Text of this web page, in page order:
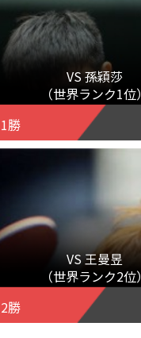
VS 孫穎莎
（世界ランク1位）
1勝
VS 王曼昱
（世界ランク2位）
2勝